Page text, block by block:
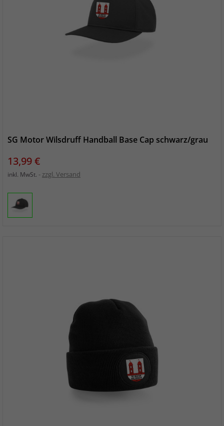
SG Motor Wilsdruff Handball Base Cap schwarz/grau
Preis
13,99 €
inkl. MwSt. zzgl. Versand